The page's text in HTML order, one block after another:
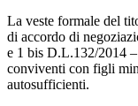
La veste formale del
di accordo di
e 1 bis D.L.132/2014
conviventi con figli
autosufficienti.